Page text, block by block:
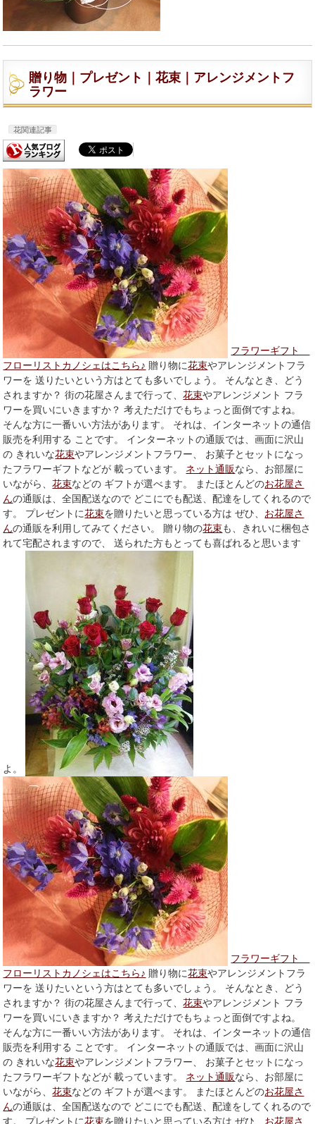
贈り物｜プレゼント｜花束｜アレンジメントフ
ラワー
花関連記事
フラワーギフト
フローリストカノシェはこちら♪ 贈り物に花束やアレンジメントフラ
ワーを 送りたいという方はとても多いでしょう。 そんなとき、どう
されますか？ 街の花屋さんまで行って、花束やアレンジメント フラ
ワーを買いにいきますか？ 考えただけでもちょっと面倒ですよね。
そんな方に一番いい方法があります。 それは、インターネットの通信
販売を利用する ことです。 インターネットの通販では、画面に沢山
の きれいな花束やアレンジメントフラワー、 お菓子とセットになっ
たフラワーギフトなどが 載っています。 ネット通販なら、お部屋に
いながら、花束などの ギフトが選べます。 またほとんどのお花屋さ
んの通販は、全国配送なので どこにでも配送、配達をしてくれるので
す。 プレゼントに花束を贈りたいと思っている方は ぜひ、 お花屋さ
んの通販を利用してみてください。 贈り物の花束も、きれいに梱包さ
れて宅配されますので、 送られた方もとっても喜ばれると思います
よ。
フラワーギフト
フローリストカノシェはこちら♪ 贈り物に花束やアレンジメントフラ
ワーを 送りたいという方はとても多いでしょう。 そんなとき、どう
されますか？ 街の花屋さんまで行って、花束やアレンジメント フラ
ワーを買いにいきますか？ 考えただけでもちょっと面倒ですよね。
そんな方に一番いい方法があります。 それは、インターネットの通信
販売を利用する ことです。 インターネットの通販では、画面に沢山
の きれいな花束やアレンジメントフラワー、 お菓子とセットになっ
たフラワーギフトなどが 載っています。 ネット通販なら、お部屋に
いながら、花束などの ギフトが選べます。 またほとんどのお花屋さ
んの通販は、全国配送なので どこにでも配送、配達をしてくれるので
す。 プレゼントに花束を贈りたいと思っている方は ぜひ、 お花屋さ